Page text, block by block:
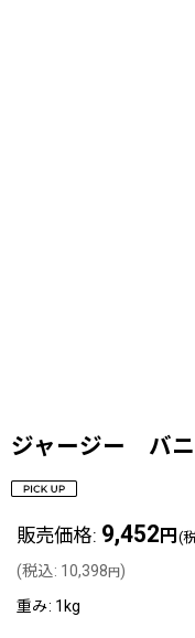
ジャージー バ
販売価格: 9,452 円 (
(税込: 10,398円)
重み: 1kg